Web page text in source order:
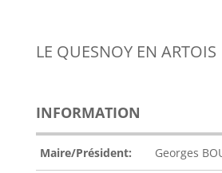
LE QUESNOY EN ARTOIS
INFORMATION
Maire/Président: Georges